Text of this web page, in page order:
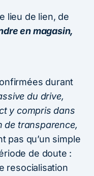
lieu de lien, de
en magasin,
durant
du drive,
y compris dans
de transparence,
pas qu’un simple
de doute :
resocialisation